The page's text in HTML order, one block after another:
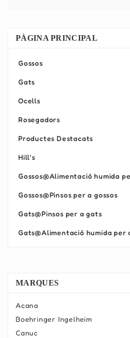
PÀGINA PRINCIPAL
Gossos
Gats
Ocells
Rosegadors
Productes Destacats
Hill's
Gossos@Alimentació humida
Gossos@Pinsos per a gossos
Gats@Pinsos per a gats
Gats@Alimentació humida per
MARQUES
Acana
Boehringer Ingelheim
Canuc